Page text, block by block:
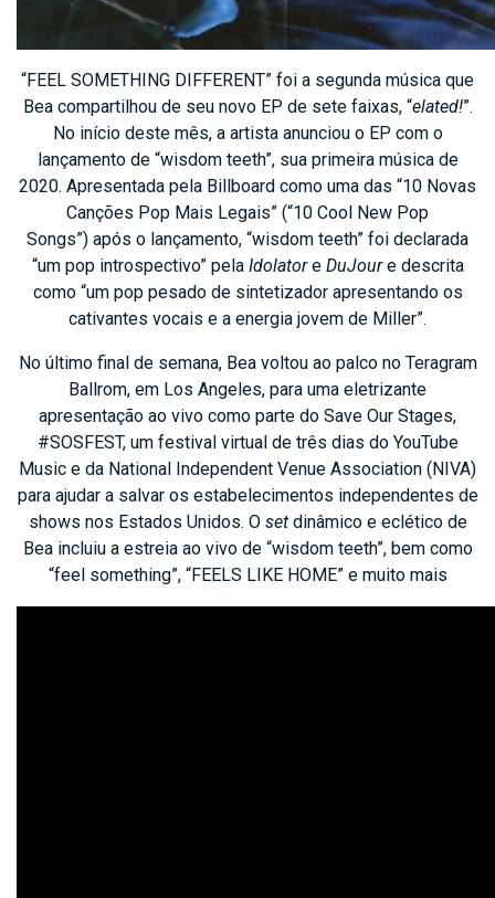
“FEEL SOMETHING DIFFERENT” foi a segunda música que
Bea compartilhou de seu novo EP de sete faixas, “elated!”.
No início deste mês, a artista anunciou o EP com o
lançamento de “wisdom teeth”, sua primeira música de
2020. Apresentada pela Billboard como uma das “10 Novas
Canções Pop Mais Legais” (“10 Cool New Pop
Songs”) após o lançamento, “wisdom teeth” foi declarada
“um pop introspectivo” pela Idolatore DuJoure descrita
como “um pop pesado de sintetizador apresentando os
cativantes vocais e a energia jovem de Miller”.
No último final de semana, Bea voltou ao palco no Teragram
Ballrom, em Los Angeles, para uma eletrizante
apresentação ao vivo como parte do Save Our Stages,
#SOSFEST, um festival virtual de três dias do YouTube
Music e da National Independent Venue Association (NIVA)
para ajudar a salvar os estabelecimentos independentes de
shows nos Estados Unidos. O setdinâmico e eclético de
Bea incluiu a estreia ao vivo de “wisdom teeth”, bem como
“feel something”, “FEELS LIKE HOME” e muito mais